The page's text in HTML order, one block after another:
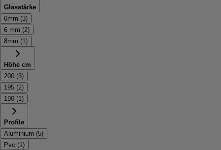
Glasstärke
6mm (3)
6 mm (2)
8mm (1)
Höhe cm
200 (3)
195 (2)
190 (1)
Profile
Aluminium (5)
Pvc (1)